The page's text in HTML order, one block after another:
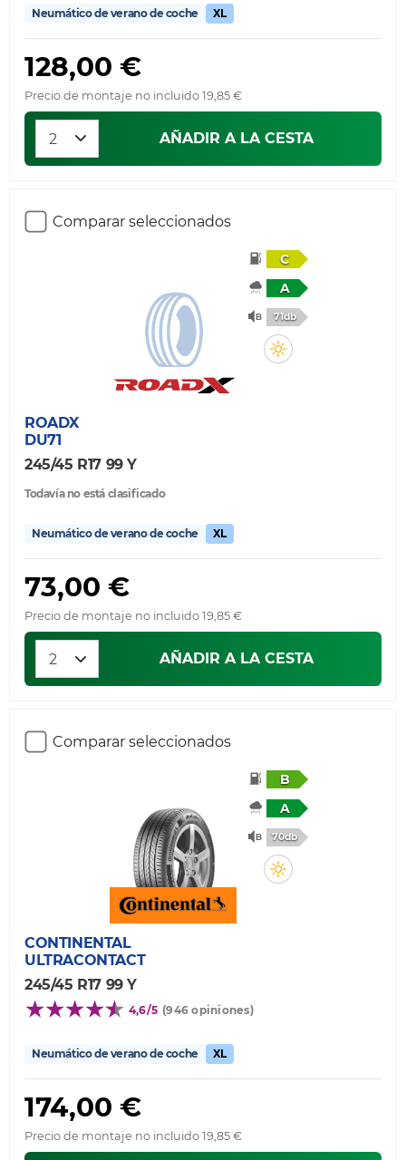
Neumático de verano de coche XL
128,00 €
Precio de montaje no incluido 19,85 €
AÑADIR A LA CESTA
Comparar seleccionados
C
A
71db
ROADX
DU71
245/45 R17 99 Y
Todavía no está clasificado
Neumático de verano de coche XL
73,00 €
Precio de montaje no incluido 19,85 €
AÑADIR A LA CESTA
Comparar seleccionados
B
A
70db
CONTINENTAL
ULTRACONTACT
245/45 R17 99 Y
4,6/5 (946 opiniones)
Neumático de verano de coche XL
174,00 €
Precio de montaje no incluido 19,85 €